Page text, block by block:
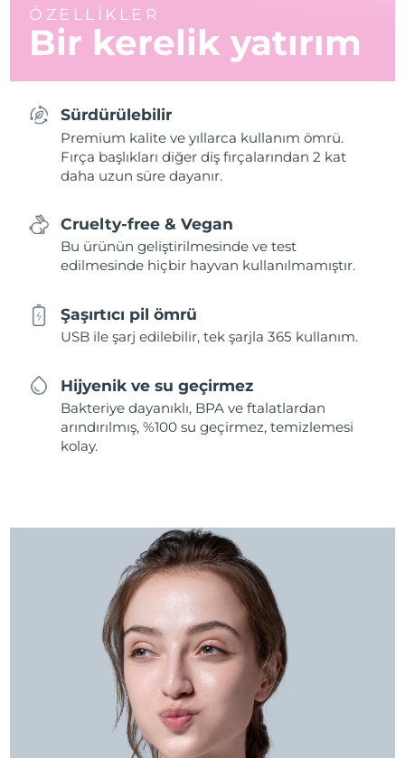
ÖZELLİKLER
Bir kerelik yatırım
Sürdürülebilir
Premium kalite ve yıllarca kullanım ömrü.
Fırça başlıkları diğer diş fırçalarından 2 kat
daha uzun süre dayanır.
Cruelty-free & Vegan
Bu ürünün geliştirilmesinde ve test
edilmesinde hiçbir hayvan kullanılmamıştır.
Şaşırtıcı pil ömrü
USB ile şarj edilebilir, tek şarjla 365 kullanım.
Hijyenik ve su geçirmez
Bakteriye dayanıklı, BPA ve ftalatlardan
arındırılmış, %100 su geçirmez, temizlemesi
kolay.